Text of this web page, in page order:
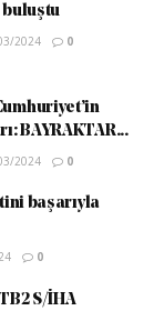
buluştu
2024 0
BAYRAKTAR...
2024 0
başarıyla
0
S/İHA